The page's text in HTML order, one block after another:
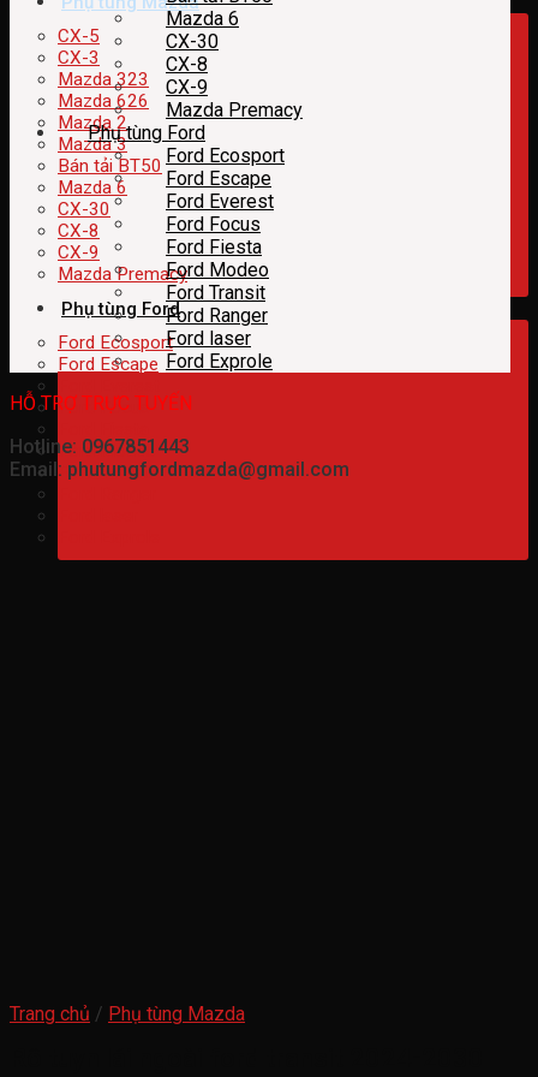
CX-5
CX-3
Mazda 323
Mazda 626
Mazda 2
Mazda 3
Bán tải BT50
Mazda 6
CX-30
CX-8
CX-9
Mazda Premacy
Phụ tùng Ford
Ford Ecosport
Ford Escape
Ford Focus
Ford Modeo
Ford Transit
Mazda 6
CX-30
CX-8
CX-9
Mazda Premacy
Phụ tùng Ford
Ford Ecosport
Ford Escape
Ford Everest
Ford Focus
Ford Fiesta
Ford Modeo
Ford Transit
Ford Ranger
Ford laser
Ford Exprole
HỖ TRỢ TRỰC TUYẾN
Hotline: 0967851443
Email: phutungfordmazda@gmail.com
Trang chủ / Phụ tùng Mazda